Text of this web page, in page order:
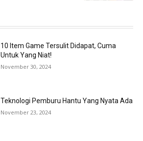
10 Item Game Tersulit Didapat, Cuma
Untuk Yang Niat!
November 30, 2024
Teknologi Pemburu Hantu Yang Nyata Ada
November 23, 2024